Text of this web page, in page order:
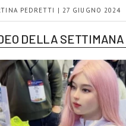
PEDRETTI | 27 GIUGNO 2024
DELLA SETTIMANA